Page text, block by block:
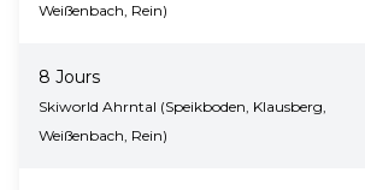
Weißenbach, Rein)
8 Jours
Skiworld Ahrntal (Speikboden, Klausberg,
Weißenbach, Rein)